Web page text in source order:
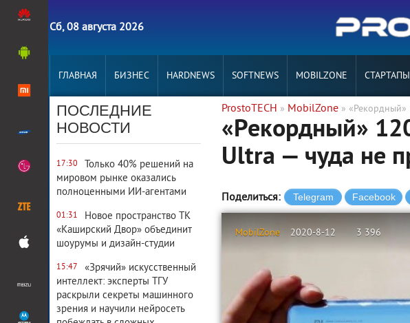
Сб, 08 августа 2026
ГЛАВНАЯ БИЗНЕС HARDNEWS SOFTNEWS MOBILZONE СТАРТАПЫ
ПОСЛЕДНИЕ
НОВОСТИ
17:30
Только 40% решений на
мировом рынке оказались
полноценными ИИ-агентами
01:31
Новое пространство ТК
«Каширский Двор» объединит
шоурумы и дизайн-студии
15:47
«Зрячий» искусственный
интеллект: эксперты ТГУ
раскрыли секреты машинного
зрения и научили нейросеть
ProstoTECH » MobilZone »
«Рекордный»
Ultra — чуда не
Поделиться:
MobilZone 2020-8-12 3 396